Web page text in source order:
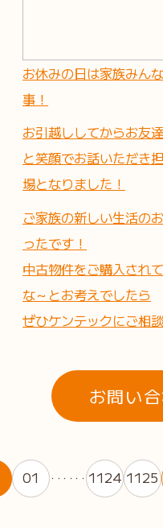
お休みの日は家族みん
事！
お引越ししてからお友
と笑顔でお話いただき
場となりました！
ご家族の新しい生活の
ったです！
中古物件をご購入され
な～とお考えでしたら
ぜひケンテックにご相
お問い
01 ・・・・・・ 1124 1125